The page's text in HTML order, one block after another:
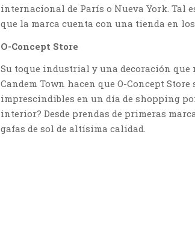
internacional de París o Nueva York. Tal
que la marca cuenta con una tienda en
O-Concept Store
Su toque industrial y una decoración que
Candem Town hacen que O-Concept
imprescindibles en un día de shopping
interior? Desde prendas de primeras
gafas de sol de altísima calidad.